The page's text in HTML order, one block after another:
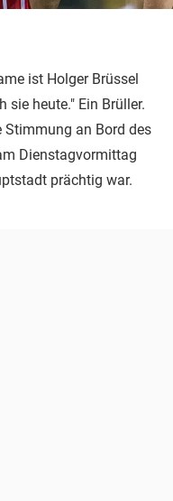
ist Holger Brüssel
sie heute." Ein Brüller.
Stimmung an Bord des
Dienstagvormittag
prächtig war.